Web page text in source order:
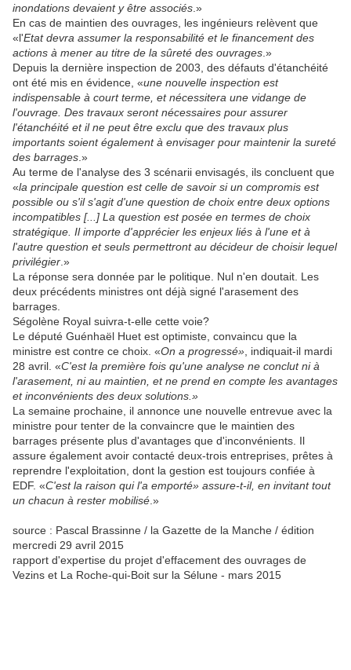
inondations devaient y être associés .»
En cas de maintien des ouvrages, les ingénieurs relèvent que
«l'Etat devra assumer la responsabilité et le financement des
actions à mener au titre de la sûreté des ouvrages .»
Depuis la dernière inspection de 2003, des défauts d'étanchéité
ont été mis en évidence, «une nouvelle inspection est
indispensable à court terme, et nécessitera une vidange de
l'ouvrage. Des travaux seront nécessaires pour assurer
l'étanchéité et il ne peut être exclu que des travaux plus
importants soient également à envisager pour maintenir la sureté
des barrages .»
Au terme de l'analyse des 3 scénarii envisagés, ils concluent que
«la principale question est celle de savoir si un compromis est
possible ou s'il s'agit d'une question de choix entre deux options
incompatibles [...] La question est posée en termes de choix
stratégique. Il importe d'apprécier les enjeux liés à l'une et à
l'autre question et seuls permettront au décideur de choisir lequel
privilégier .»
La réponse sera donnée par le politique. Nul n'en doutait. Les
deux précédents ministres ont déjà signé l'arasement des
barrages.
Ségolène Royal suivra-t-elle cette voie?
Le député Guénhaël Huet est optimiste, convaincu que la
ministre est contre ce choix. «On a progressé» , indiquait-il mardi
28 avril. «C'est la première fois qu'une analyse ne conclut ni à
l'arasement, ni au maintien, et ne prend en compte les avantages
et inconvénients des deux solutions.»
La semaine prochaine, il annonce une nouvelle entrevue avec la
ministre pour tenter de la convaincre que le maintien des
barrages présente plus d'avantages que d'inconvénients. Il
assure également avoir contacté deux-trois entreprises, prêtes à
reprendre l'exploitation, dont la gestion est toujours confiée à
EDF. «C'est la raison qui l'a emporté» assure-t-il, en invitant tout
un chacun à rester mobilisé .»
source : Pascal Brassinne / la Gazette de la Manche / édition
mercredi 29 avril 2015
rapport d'expertise du projet d'effacement des ouvrages de
Vezins et La Roche-qui-Boit sur la Sélune - mars 2015